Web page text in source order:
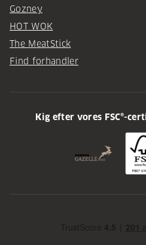
Gozney
HOT WOK
The MeatStick
Find forhandler
Kig efter vores FSC®-